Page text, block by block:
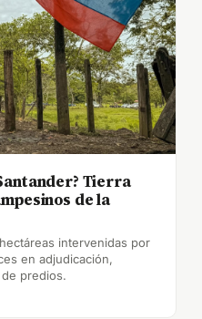
Tierra
de la
intervenidas por
en adjudicación,
predios.